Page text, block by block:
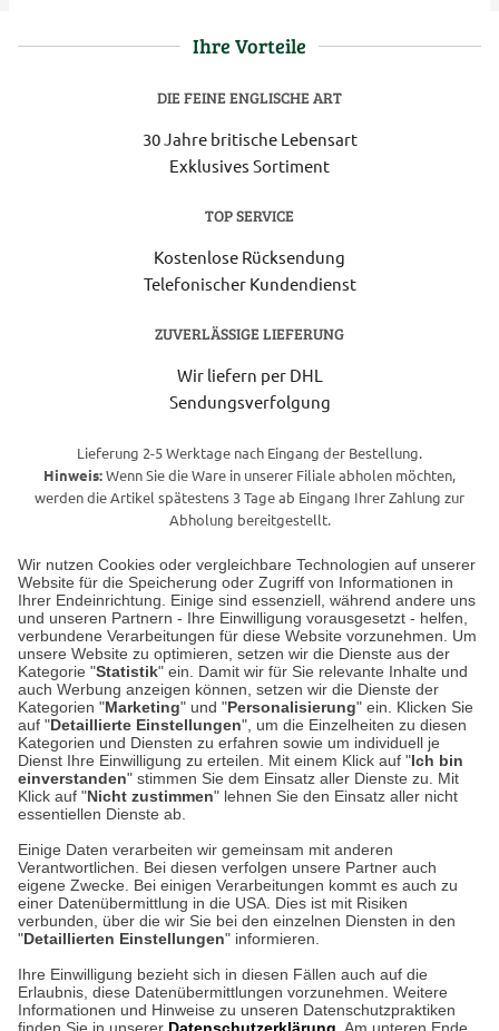
Wir nutzen Cookies oder vergleichbare Technologien auf unserer
Website für die Speicherung oder Zugriff von Informationen in
Ihrer Endeinrichtung. Einige sind essenziell, während andere uns
und unseren Partnern - Ihre Einwilligung vorausgesetzt - helfen,
verbundene Verarbeitungen für diese Website vorzunehmen. Um
unsere Website zu optimieren, setzen wir die Dienste aus der
Kategorie "Statistik" ein. Damit wir für Sie relevante Inhalte und
auch Werbung anzeigen können, setzen wir die Dienste der
Kategorien "Marketing" und "Personalisierung" ein. Klicken Sie
auf "Detaillierte Einstellungen", um die Einzelheiten zu diesen
Kategorien und Diensten zu erfahren sowie um individuell je
Dienst Ihre Einwilligung zu erteilen. Mit einem Klick auf "Ich bin
einverstanden" stimmen Sie dem Einsatz aller Dienste zu. Mit
Klick auf "Nicht zustimmen" lehnen Sie den Einsatz aller nicht
essentiellen Dienste ab.
Einige Daten verarbeiten wir gemeinsam mit anderen
Verantwortlichen. Bei diesen verfolgen unsere Partner auch
eigene Zwecke. Bei einigen Verarbeitungen kommt es auch zu
einer Datenübermittlung in die USA. Dies ist mit Risiken
verbunden, über die wir Sie bei den einzelnen Diensten in den
"Detaillierten Einstellungen" informieren.
Ihre Einwilligung bezieht sich in diesen Fällen auch auf die
Erlaubnis, diese Datenübermittlungen vorzunehmen. Weitere
Informationen und Hinweise zu unseren Datenschutzpraktiken
Ihre Vorteile
DIE FEINE ENGLISCHE ART
30 Jahre britische Lebensart
Exklusives Sortiment
TOP SERVICE
Kostenlose Rücksendung
Telefonischer Kundendienst
ZUVERLÄSSIGE LIEFERUNG
Wir liefern per DHL
Sendungsverfolgung
Lieferung 2-5 Werktage nach Eingang der Bestellung.
Hinweis:Wenn Sie die Ware in unserer Filiale abholen möchten,
werden die Artikel spätestens 3 Tage ab Eingang Ihrer Zahlung zur
Abholung bereitgestellt.
Unser Geschäft in Meckenheim
Auf dem Steinbüchel 6
53340 Meckenheim
Montag bis Samstag 9:00 Uhr bis 18:00 Uhr
weitere Information
Hier finden Sie uns im Netz
Kontakt
Umwelt und Entsorgung
Zur Echtheit von Bewertungen
Hinweisgeber-Schutzgesetz
Cookie-Einstellungen in Ihrem Browser
ACHTUNG!